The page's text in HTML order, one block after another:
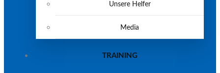
Unsere Helfer
Media
TRAINING